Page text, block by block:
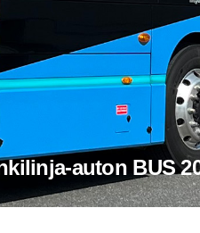
​auton BUS